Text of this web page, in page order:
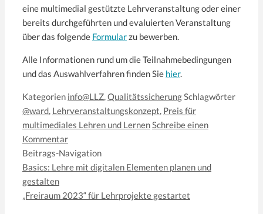
eine multimedial gestützte Lehrveranstaltung oder einer
bereits durchgeführten und evaluierten Veranstaltung
über das folgende Formularzu bewerben.
Alle Informationen rund um die Teilnahmebedingungen
und das Auswahlverfahren finden Sie hier.
Kategorien info@LLZ,QualitätssicherungSchlagwörter
@ward, Lehrveranstaltungskonzept, Preis für
multimediales Lehren und LernenSchreibe einen
Kommentar
Beitrags-Navigation
Basics: Lehre mit digitalen Elementen planen und
gestalten
„Freiraum 2023“ für Lehrprojekte gestartet